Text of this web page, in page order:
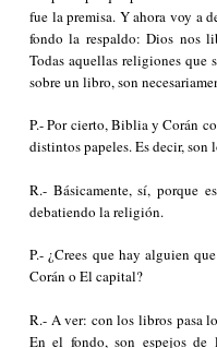
fue la premisa. Y ahora voy a
fondo la respaldo: Dios nos
Todas aquellas religiones que
sobre un libro, son
P.- Por cierto, Biblia y Corán
distintos papeles. Es decir, son
R.- Básicamente, sí, porque
debatiendo la religión.
P.- ¿Crees que hay alguien
Corán oEl capital?
R.- A ver: con los libros pasa
En el fondo, son espejos